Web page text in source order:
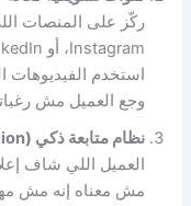
Instagram، أو LinkedIn.
استخدم
وجع العميل مش
نظام متابعة ذكي (Automation)
العميل اللي شاف
مش معناه إنه مش